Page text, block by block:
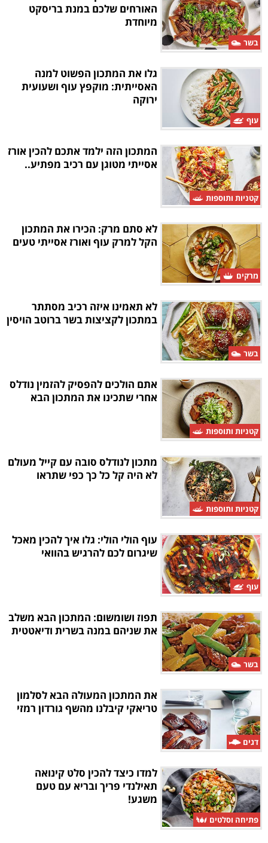
בשר
האורחים שלכם במנת בריסקט
מיוחדת
עוף
גלו את המתכון הפשוט למנה
האסייתית: מוקפץ עוף ושעועית
ירוקה
קטניות ותוספות
המתכון הזה ילמד אתכם להכין אורז
אסייתי מטוגן עם רכיב מפתיע..
מרקים
לא סתם מרק: הכירו את המתכון
הקל למרק עוף ואורז אסייתי טעים
בשר
לא תאמינו איזה רכיב מסתתר
במתכון לקציצות בשר ברוטב הויסין
קטניות ותוספות
אתם הולכים להפסיק להזמין נודלס
אחרי שתכינו את המתכון הבא
קטניות ותוספות
מתכון לנודלס סובה עם קייל מעולם
לא היה קל כל כך כפי שתראו
עוף
עוף הולי הולי: גלו איך להכין מאכל
שיגרום לכם להרגיש בהוואי
בשר
תפוז ושומשום: המתכון הבא משלב
את שניהם במנה בשרית ודיאטטית
דגים
את המתכון המעולה הבא לסלמון
טריאקי קיבלנו מהשף גורדון רמזי
פתיחה וסלטים
למדו כיצד להכין סלט קינואה
תאילנדי פריך ובריא עם טעם
משגע!